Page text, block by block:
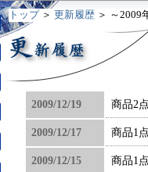
トップ ＞ 更新履歴 ＞ ～2009
2009/12/19 商品2
2009/12/17 商品1
2009/12/15 商品1